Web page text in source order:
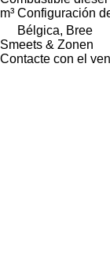
m³ Configuración
Bélgica, Bree
Smeets & Zonen
Contacte con el